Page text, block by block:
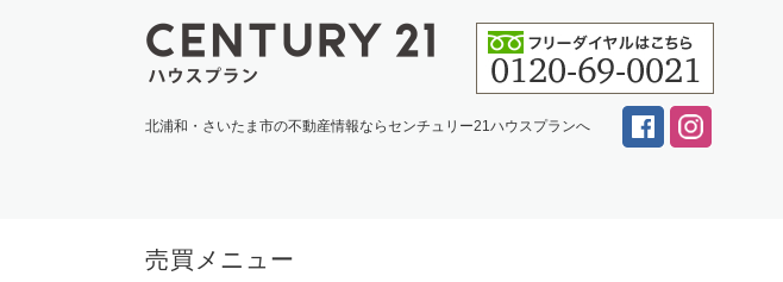
北浦和・さいたま市の不動産情報ならセンチュリー21ハウスプランへ
売買メニュー